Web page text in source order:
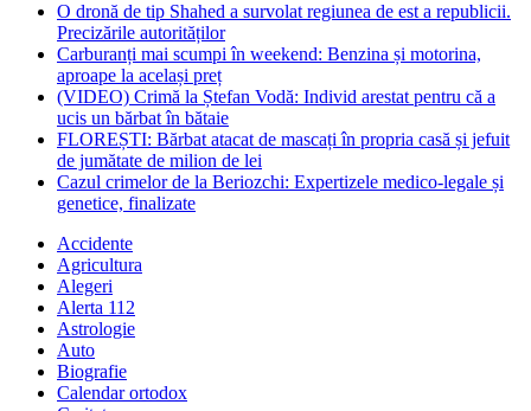
O dronă de tip Shahed a survolat regiunea de est a republicii.
Precizările autorităților
Carburanți mai scumpi în weekend: Benzina și motorina,
aproape la același preț
(VIDEO) Crimă la Ștefan Vodă: Individ arestat pentru că a
ucis un bărbat în bătaie
FLOREȘTI: Bărbat atacat de mascați în propria casă și jefuit
de jumătate de milion de lei
Cazul crimelor de la Beriozchi: Expertizele medico-legale și
genetice, finalizate
Accidente
Agricultura
Alegeri
Alerta 112
Astrologie
Auto
Biografie
Calendar ortodox